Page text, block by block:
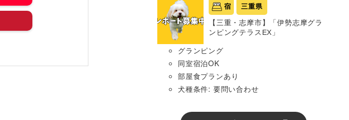
宿 三重県
【三重・志摩市】「伊勢志摩グラ
ンピングテラスEX」
グランピング
同室宿泊OK
部屋食プランあり
犬種条件: 要問い合わせ